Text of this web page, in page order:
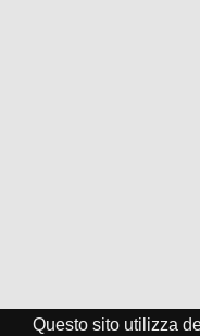
Questo sito utilizza